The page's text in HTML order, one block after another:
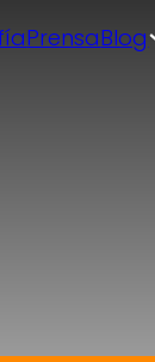
PrensaBlog